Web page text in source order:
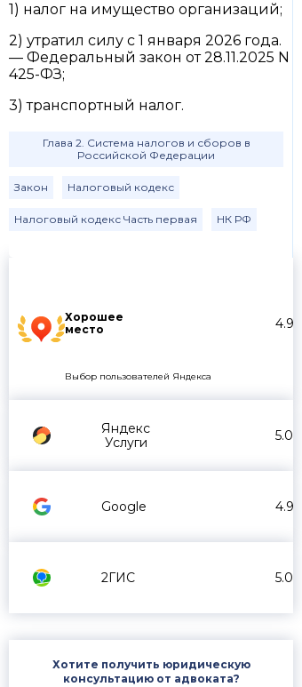
Хорошее
место
4.9
Выбор пользователей Яндекса
Яндекс
Услуги
5.0
Google 4.9
2ГИС 5.0
Хотите получить юридическую
консультацию от адвоката?
1) налог на имущество организаций;
2) утратил силу с 1 января 2026 года.
— Федеральный закон от 28.11.2025 N
425-ФЗ;
3) транспортный налог.
Глава 2. Система налогов и сборов в
Российской Федерации
Закон Налоговый кодекс
Налоговый кодекс Часть первая НК РФ